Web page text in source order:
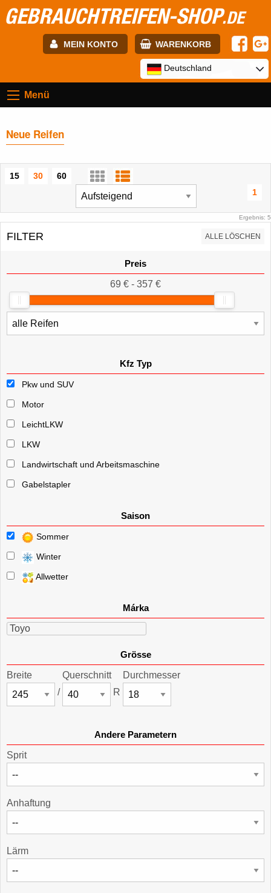
GEBRAUCHTREIFEN-SHOP.DE
MEIN KONTO WARENKORB
Passwort:
Deutschland
Menü
Neue Reifen
15 30
60
1
Ergebnis: 5
FILTER ALLE LÖSCHEN
Preis
69 € - 357 €
Kfz Typ
Pkw und SUV
Motor
LeichtLKW
LKW
Landwirtschaft und Arbeitsmaschine
Gabelstapler
Saison
Sommer
Winter
Allwetter
Márka
Toyo
Grösse
Breite
/
Querschnitt
R
Durchmesser
Andere Parametern
Sprit
Anhaftung
Lärm